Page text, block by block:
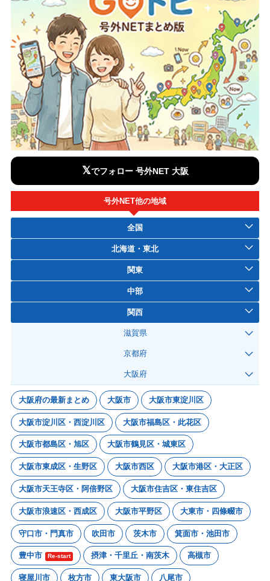
𝕏でフォロー 号外NET 大阪
号外NET他の地域
全国
北海道・東北
関東
中部
関西
滋賀県
京都府
大阪府
大阪府の最新まとめ 大阪市 大阪市東淀川区
大阪市淀川区・西淀川区 大阪市福島区・此花区
大阪市都島区・旭区 大阪市鶴見区・城東区
大阪市東成区・生野区 大阪市西区 大阪市港区・大正区
大阪市天王寺区・阿倍野区 大阪市住吉区・東住吉区
大阪市浪速区・西成区 大阪市平野区 大東市・四條畷市
守口市・門真市 吹田市 茨木市 箕面市・池田市
豊中市 Re-start 摂津・千里丘・南茨木 高槻市
寝屋川市 枚方市 東大阪市 八尾市